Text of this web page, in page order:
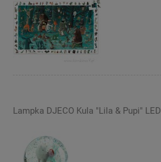
Lampka DJECO Kula "Lila & Pupi" LED